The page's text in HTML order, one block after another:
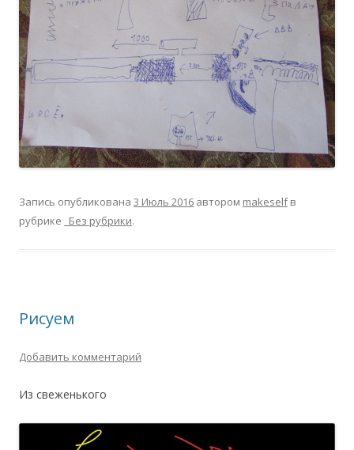
Запись опубликована 3 Июль 2016 автором makeselfв
рубрике
_Без рубрики.
Рисуем
Добавить комментарий
Из свеженького